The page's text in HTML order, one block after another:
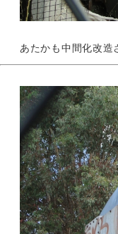
あたかも中間化改造